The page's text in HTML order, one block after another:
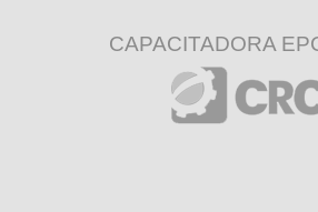
CAPACITADORA